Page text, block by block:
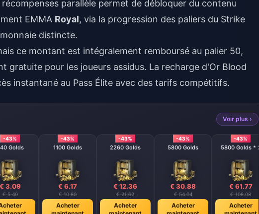
parallèle permet de débloquer du contenu
EMMA Royal, via la progression des paliers du Strike
distincte.
ce montant est intégralement remboursé au palier 50,
gratuite pour les joueurs assidus. La recharge d'Or Blood
instantané au Pass Élite avec des tarifs compétitifs.
Voir plus ›
-43%
Golds
€ 3.09
€ 5.40
-43%
1100 Golds
€ 6.17
€ 10.80
Acheter
-43%
2260 Golds
€ 12.36
€ 21.62
Acheter
-43%
5800 Golds
€ 30.88
€ 54.04
Acheter
-43%
5800 Golds * 2
€ 61.77
€ 108.08
Acheter